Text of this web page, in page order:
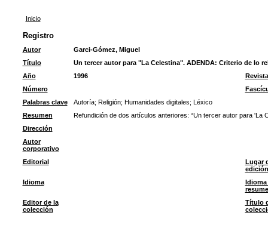
Inicio
Registro
Autor
Garci-Gómez, Miguel
Título
Un tercer autor para "La Celestina". ADENDA: Criterio de lo
Año
1996
Revista
Número
Palabras clave
Autoría; Religión; Humanidades digitales; Léxico
Resumen
Refundición de dos artículos anteriores: “Un tercer autor para 'La
Dirección
Autor
corporativo
Editorial
Lugar
edición
Idioma
Idioma
Editor de la
colección
Título